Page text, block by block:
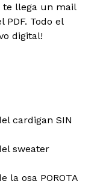
te llega un mail
PDF. Todo el
digital!
cardigan SIN
sweater
la osa POROTA